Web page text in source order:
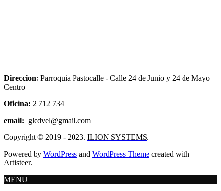
Direccion: Parroquia Pastocalle - Calle 24 de Junio y 24 de Mayo
Centro
Oficina: 2 712 734
email: gledvel@gmail.com
Copyright © 2019 - 2023. ILION SYSTEMS.
Powered by WordPress and WordPress Theme created with
Artisteer.
MENU